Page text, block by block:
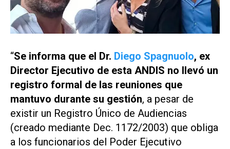
“Se informa que el Dr. Diego Spagnuolo, ex
Director Ejecutivo de esta ANDIS no llevó un
registro formal de las reuniones que
mantuvo durante su gestión, a pesar de
existir un Registro Único de Audiencias
(creado mediante Dec. 1172/2003) que obliga
a los funcionarios del Poder Ejecutivo